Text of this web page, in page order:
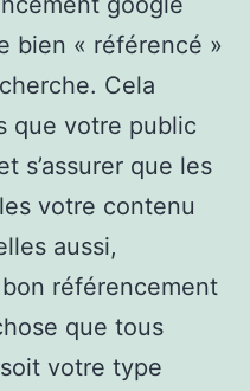
bien « référencé »
Cela
que votre public
s’assurer que les
votre contenu
aussi,
référencement
que tous
votre type